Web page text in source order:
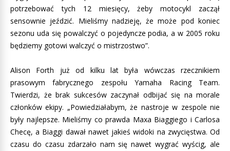
potrzebować tych 12 miesięcy, żeby motocykl zaczął
sensownie jeździć. Mieliśmy nadzieję, że może pod koniec
sezonu uda się powalczyć o pojedyncze podia, a w 2005 roku
będziemy gotowi walczyć o mistrzostwo”.
Alison Forth już od kilku lat była wówczas rzecznikiem
prasowym fabrycznego zespołu Yamaha Racing Team.
Twierdzi, że brak sukcesów zaczynał odbijać się na morale
członków ekipy. „Powiedziałabym, że nastroje w zespole nie
były najlepsze. Mieliśmy co prawda Maxa Biaggiego i Carlosa
Checę, a Biaggi dawał nawet jakieś widoki na zwycięstwa. Od
czasu do czasu zdarzało nam się nawet wygrać wyścig, ale